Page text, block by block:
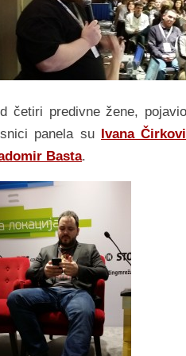
četiri predivne žene,
panela su Ivana
Basta.